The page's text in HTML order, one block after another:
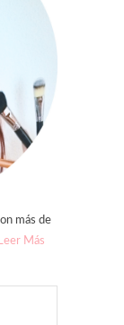
más de
Leer Más